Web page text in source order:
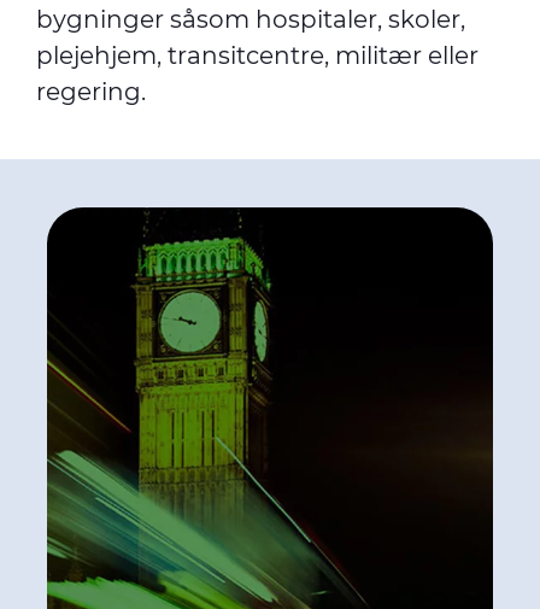
bygninger såsom hospitaler, skoler,
plejehjem, transitcentre, militær eller
regering.